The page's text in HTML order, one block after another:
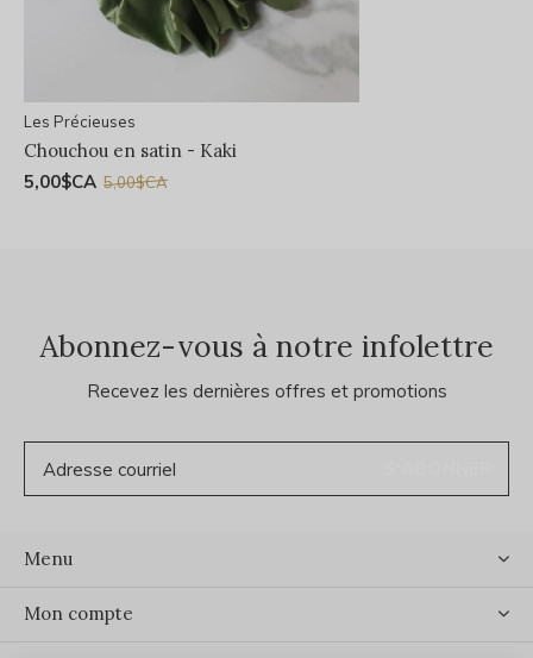
Les Précieuses
Chouchou en satin - Kaki
5,00$CA 5,00$CA
Abonnez-vous à notre infolettre
Recevez les dernières offres et promotions
Menu
Mon compte